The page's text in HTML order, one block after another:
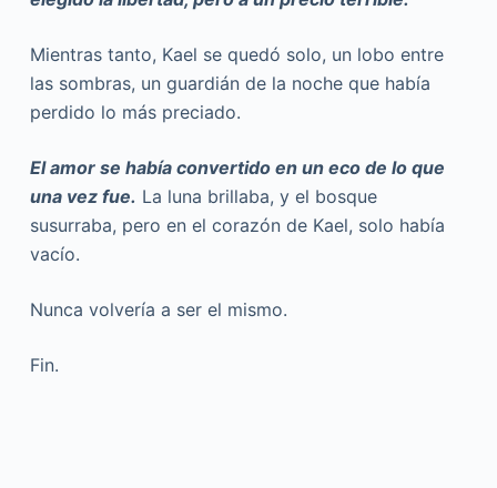
Mientras tanto, Kael se quedó solo, un lobo entre
las sombras, un guardián de la noche que había
perdido lo más preciado.
El amor se había convertido en un eco de lo que
una vez fue. La luna brillaba, y el bosque
susurraba, pero en el corazón de Kael, solo había
vacío.
Nunca volvería a ser el mismo.
Fin.